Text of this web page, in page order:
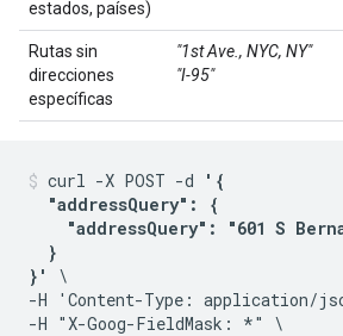
estados, países)
Rutas sin
direcciones
específicas
"1st Ave., NYC, NY"
"I-95"
curl -X POST -d
'{
  "addressQuery": {
"addressQuery": "601 S
  }
}'
\
-H 'Content-Type: application/
-H "X-Goog-FieldMask: *" \